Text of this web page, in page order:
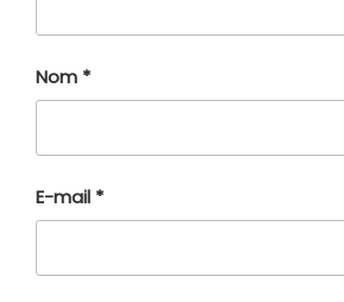
Nom *
E-mail *